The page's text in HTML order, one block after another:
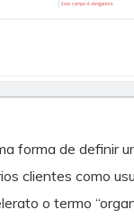
forma de definir
clientes como
o termo